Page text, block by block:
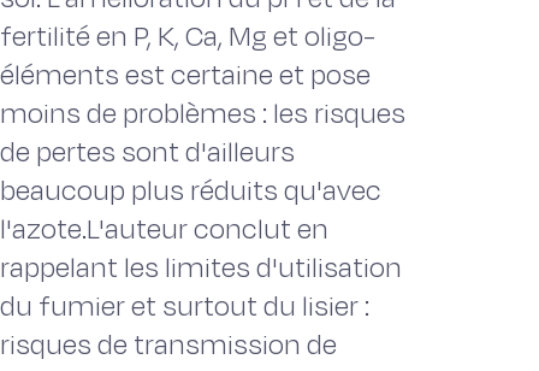
fertilité en P, K, Ca, Mg et oligo-
éléments est certaine et pose
moins de problèmes : les risques
de pertes sont d'ailleurs
beaucoup plus réduits qu'avec
l'azote.L'auteur conclut en
rappelant les limites d'utilisation
du fumier et surtout du lisier :
risques de transmission de